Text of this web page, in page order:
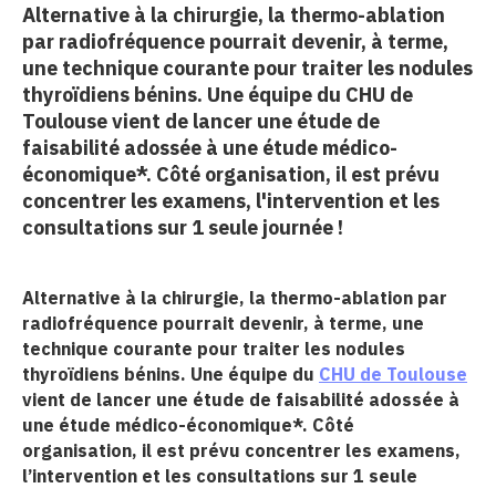
& patrimoine
écologique
CONNECTÉ
d’info
Alternative à la chirurgie, la thermo-ablation
par radiofréquence pourrait devenir, à terme,
une technique courante pour traiter les nodules
thyroïdiens bénins. Une équipe du CHU de
Toulouse vient de lancer une étude de
faisabilité adossée à une étude médico-
économique*. Côté organisation, il est prévu
concentrer les examens, l'intervention et les
consultations sur 1 seule journée !
Alternative à la chirurgie, la thermo-ablation par
radiofréquence pourrait devenir, à terme, une
technique courante pour traiter les nodules
thyroïdiens bénins. Une équipe du CHU de Toulouse
vient de lancer une étude de faisabilité adossée à
une étude médico-économique*. Côté
organisation, il est prévu concentrer les examens,
l’intervention et les consultations sur 1 seule